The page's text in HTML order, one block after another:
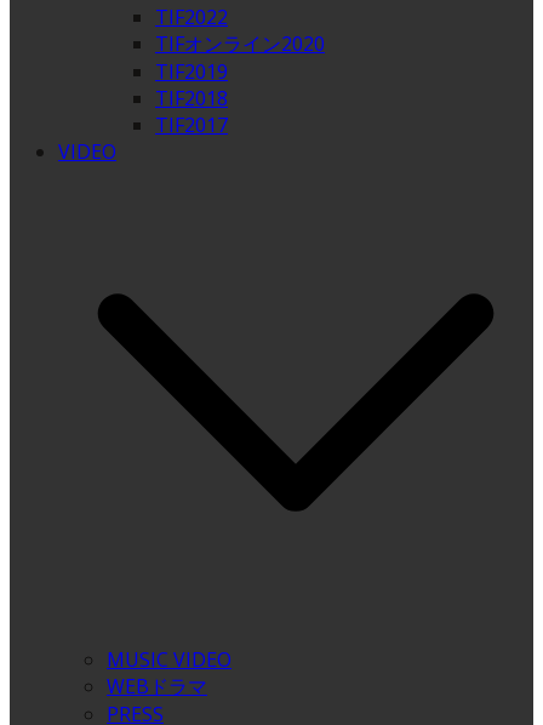
TIF2022
TIFオンライン2020
TIF2019
TIF2018
TIF2017
VIDEO
MUSIC VIDEO
WEBドラマ
PRESS